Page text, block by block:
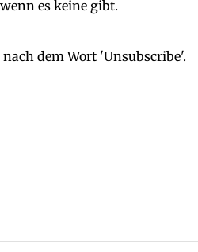
es keine gibt.
dem Wort 'Unsubscribe'.